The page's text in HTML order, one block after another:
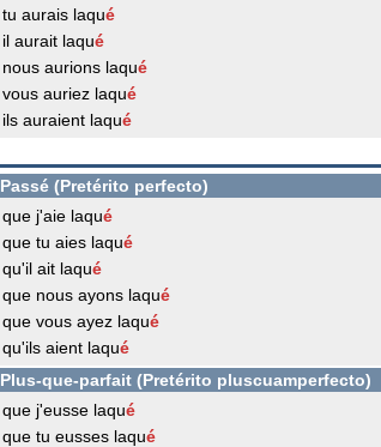
tu aurais laqué
il aurait laqué
nous aurions laqué
vous auriez laqué
ils auraient laqué
Passé (Pretérito perfecto)
que j'aie laqué
que tu aies laqué
qu'il ait laqué
que nous ayons laqué
que vous ayez laqué
qu'ils aient laqué
Plus-que-parfait (Pretérito pluscuamperfecto)
que j'eusse laqué
que tu eusses laqué